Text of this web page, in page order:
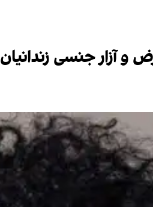
آزار جنسی زندانیان